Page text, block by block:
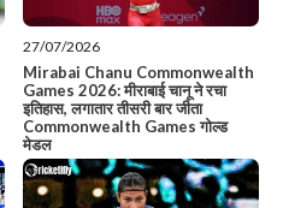
27/07/2026
Mirabai Chanu Commonwealth
Games 2026: मीराबाई चानू ने रचा
इतिहास, लगातार तीसरी बार जीता
Commonwealth Games गोल्ड
मेडल